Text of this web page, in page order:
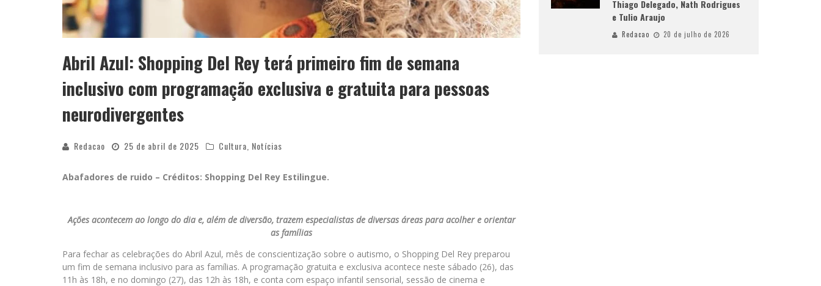
Abril Azul: Shopping Del Rey terá primeiro fim de semana
inclusivo com programação exclusiva e gratuita para pessoas
neurodivergentes
Redacao 25 de abril de 2025 Cultura Notícias
Abafadores de ruido – Créditos: Shopping Del Rey Estilingue.
Ações acontecem ao longo do dia e, além de diversão, trazem especialistas de diversas áreas para acolher e orientar
as famílias
Para fechar as celebrações do Abril Azul, mês de conscientização sobre o autismo, o Shopping Del Rey preparou
um fim de semana inclusivo para as famílias. A programação gratuita e exclusiva acontece neste sábado (26), das
11h às 18h, e no domingo (27), das 12h às 18h, e conta com espaço infantil sensorial, sessão de cinema e
Thiago Delegado, Nath Rodrigues
e Tulio Araujo
Redacao 20 de julho de 2026